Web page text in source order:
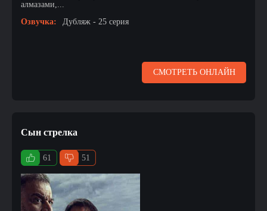
алмазами,...
Озвучка:
Дубляж - 25 серия
СМОТРЕТЬ ОНЛАЙН
Сын стрелка
61 51